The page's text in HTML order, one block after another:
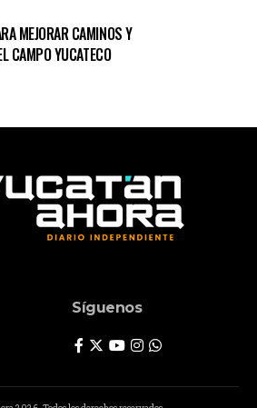
MEJORAR CAMINOS Y
CAMPO YUCATECO
Síguenos